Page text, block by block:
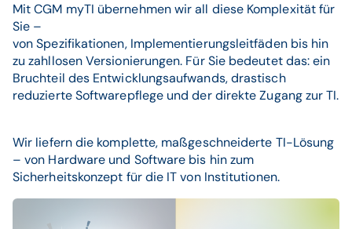
Mit CGM myTI übernehmen wir all diese Komplexität für
Sie –
von Spezifikationen, Implementierungsleitfäden bis hin
zu zahllosen Versionierungen. Für Sie bedeutet das: ein
Bruchteil des Entwicklungsaufwands, drastisch
reduzierte Softwarepflege und der direkte Zugang zur TI.
Wir liefern die komplette, maßgeschneiderte TI-Lösung
– von Hardware und Software bis hin zum
Sicherheitskonzept für die IT von Institutionen.